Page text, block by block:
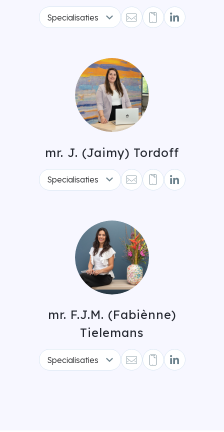
Specialisaties
mr. J. (Jaimy) Tordoff
Specialisaties
mr. F.J.M. (Fabiènne)
Tielemans
Specialisaties